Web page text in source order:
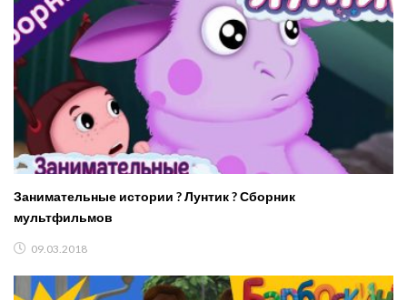
Занимательные истории ? Лунтик ? Сборник
мультфильмов
09.03.2018